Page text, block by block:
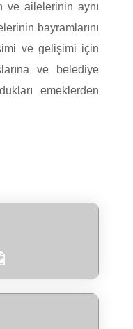
ve ailelerinin aynı
bayramlarını
ve gelişimi için
ve belediye
emeklerden